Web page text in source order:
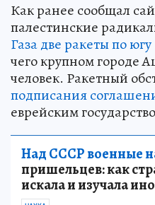
Как ранее сообщал
палестинские
Газа две ракеты по
чего крупном городе
человек. Ракетный
подписания
еврейским
Над СССР военные
пришельцев: как
искала и изучала